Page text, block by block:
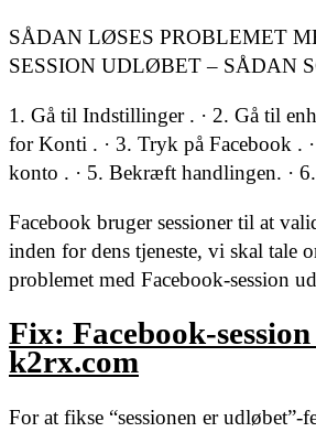
SÅDAN LØSES PROBLEMET
SESSION UDLØBET – SÅDAN
1. Gå til Indstillinger . · 2. Gå til
for Konti . · 3. Tryk på Facebook .
konto . · 5. Bekræft handlingen. ·
Facebook bruger sessioner til at
inden for dens tjeneste, vi skal tale
problemet med Facebook-session
Fix: Facebook-
k2rx.com
For at fikse “sessionen er udløbet”-